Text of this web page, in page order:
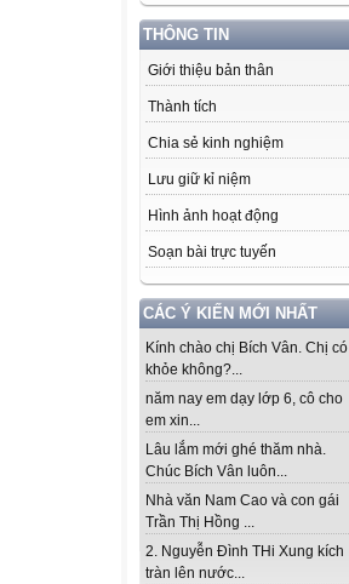
THÔNG TIN
Giới thiệu bản thân
Thành tích
Chia sẻ kinh nghiệm
Lưu giữ kỉ niệm
Hình ảnh hoạt động
Soạn bài trực tuyến
CÁC Ý KIẾN MỚI NHẤT
Kính chào chị Bích Vân. Chị có
khỏe không?...
năm nay em dạy lớp 6, cô cho
em xin...
Lâu lắm mới ghé thăm nhà.
Chúc Bích Vân luôn...
Nhà văn Nam Cao và con gái
Trần Thị Hồng ...
2. Nguyễn Đình THi Xung kích
tràn lên nước...